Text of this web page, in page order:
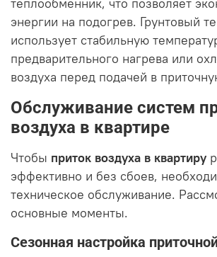
теплообменник, что позволяет
энергии на подогрев. Грунтовый
использует стабильную
предварительного нагрева или
воздуха перед подачей в
Обслуживание систем
воздуха в квартире
Чтобы приток воздуха в квартиру
эффективно и без сбоев,
техническое обслуживание.
основные моменты.
Сезонная настройка